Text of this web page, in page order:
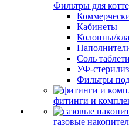
Фильтры для
Кабинеты
Колонны/
Соль
УФ-
Фильтры
фитинги и
газовые